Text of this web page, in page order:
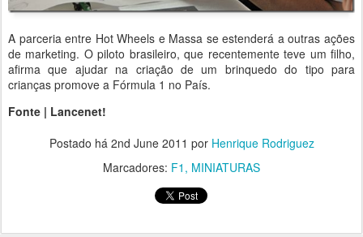
A parceria entre Hot Wheels e Massa se estenderá a outras ações
de marketing. O piloto brasileiro, que recentemente teve um filho,
afirma que ajudar na criação de um brinquedo do tipo para
crianças promove a Fórmula 1 no País.
Fonte | Lancenet!
Postado há 2nd June 2011 por Henrique Rodriguez
Marcadores: F1 MINIATURAS